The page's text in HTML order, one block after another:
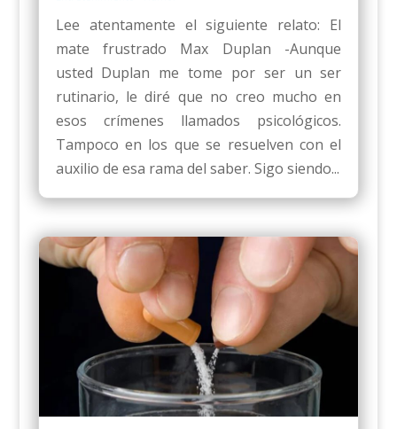
Lee atentamente el siguiente relato: El
mate frustrado Max Duplan -Aunque
usted Duplan me tome por ser un ser
rutinario, le diré que no creo mucho en
esos crímenes llamados psicológicos.
Tampoco en los que se resuelven con el
auxilio de esa rama del saber. Sigo siendo...